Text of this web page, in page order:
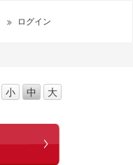
ログイン
小 中 大